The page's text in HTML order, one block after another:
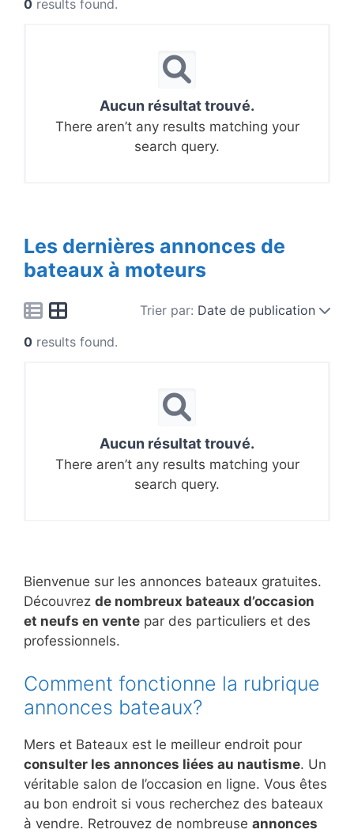
0 results found.
Aucun résultat trouvé.
There aren’t any results matching your
search query.
Les dernières annonces de
bateaux à moteurs
Trier par: Date de publication
0 results found.
Aucun résultat trouvé.
There aren’t any results matching your
search query.
Bienvenue sur les annonces bateaux gratuites.
Découvrez de nombreux bateaux d’occasion
et neufs en vente par des particuliers et des
professionnels.
Comment fonctionne la rubrique
annonces bateaux?
Mers et Bateaux est le meilleur endroit pour
consulter les annonces liées au nautisme. Un
véritable salon de l’occasion en ligne. Vous êtes
au bon endroit si vous recherchez des bateaux
à vendre. Retrouvez de nombreuse annonces